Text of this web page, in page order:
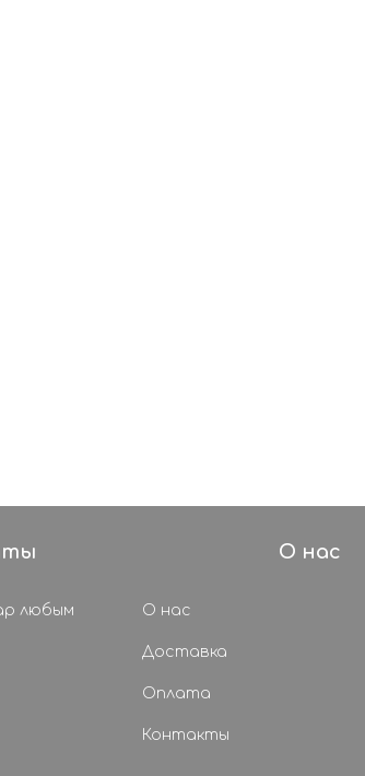
любым
О нас
О нас
Доставка
Оплата
Контакты